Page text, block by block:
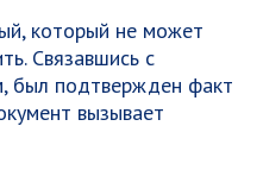
который не может
Связавшись с
был подтвержден факт
вызывает